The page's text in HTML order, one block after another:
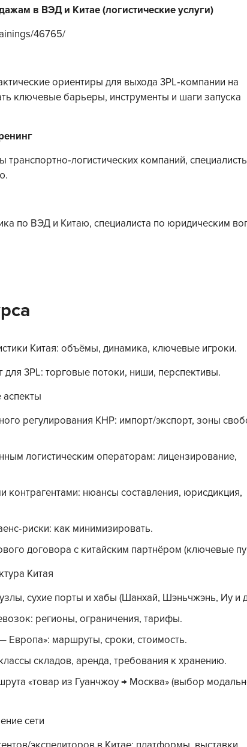
в ВЭД и Китае (логистические услуги)
46765/
ориентиры для выхода 3PL‑компании на
ключевые барьеры, инструменты и шаги запуска
компаний,
по ВЭД и Китаю, специалиста по юридическим
Китая: объёмы, динамика, ключевые игроки.
3PL: торговые потоки, ниши, перспективы.
регулирования КНР: импорт/экспорт, зоны
логистическим операторам: лицензирование,
контрагентами: нюансы составления, юрисдикция,
как минимизировать.
договора с китайским партнёром (ключевые
Китая
сухие порты и хабы (Шанхай, Шэньчжэнь, Иу и
регионы, ограничения, тарифы.
Европа»: маршруты, сроки, стоимость.
складов, аренда, требования к хранению.
«товар из Гуанчжоу → Москва» (выбор
сети